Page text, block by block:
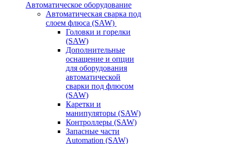
Автоматическое оборудование
Автоматическая сварка под
слоем флюса (SAW)
Головки и горелки
(SAW)
Дополнительные
оснащение и опции
для оборудования
автоматической
сварки под флюсом
(SAW)
Каретки и
манипуляторы (SAW)
Контроллеры (SAW)
Запасные части
Automation (SAW)